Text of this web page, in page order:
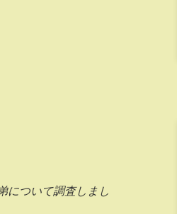
について調査しまし